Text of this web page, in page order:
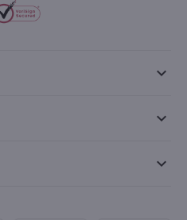
keyboard_arrow_down
keyboard_arrow_down
keyboard_arrow_down